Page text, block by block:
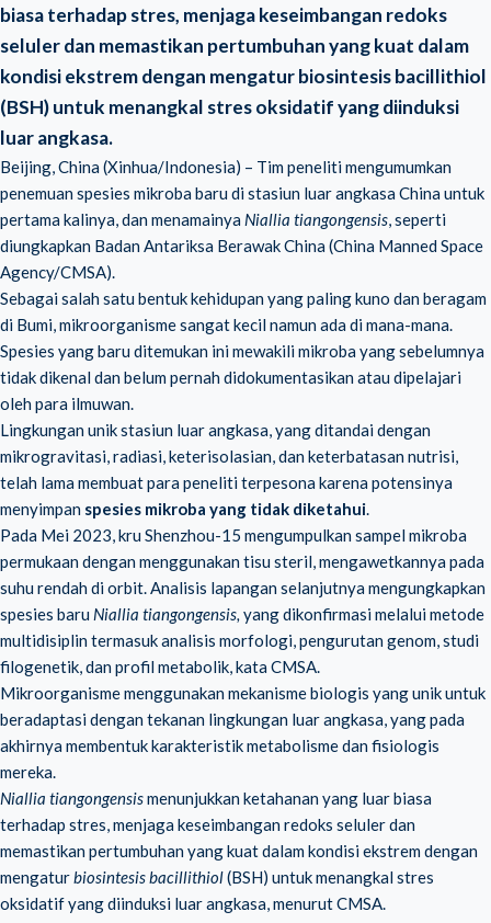
biasa terhadap stres, menjaga keseimbangan redoks
seluler dan memastikan pertumbuhan yang kuat dalam
kondisi ekstrem dengan mengatur biosintesis bacillithiol
(BSH) untuk menangkal stres oksidatif yang diinduksi
luar angkasa.
Beijing, China (Xinhua/Indonesia) – Tim peneliti mengumumkan
penemuan spesies mikroba baru di stasiun luar angkasa China untuk
pertama kalinya, dan menamainya Niallia tiangongensis, seperti
diungkapkan Badan Antariksa Berawak China (China Manned Space
Agency/CMSA).
Sebagai salah satu bentuk kehidupan yang paling kuno dan beragam
di Bumi, mikroorganisme sangat kecil namun ada di mana-mana.
Spesies yang baru ditemukan ini mewakili mikroba yang sebelumnya
tidak dikenal dan belum pernah didokumentasikan atau dipelajari
oleh para ilmuwan.
Lingkungan unik stasiun luar angkasa, yang ditandai dengan
mikrogravitasi, radiasi, keterisolasian, dan keterbatasan nutrisi,
telah lama membuat para peneliti terpesona karena potensinya
menyimpan spesies mikroba yang tidak diketahui.
Pada Mei 2023, kru Shenzhou-15 mengumpulkan sampel mikroba
permukaan dengan menggunakan tisu steril, mengawetkannya pada
suhu rendah di orbit. Analisis lapangan selanjutnya mengungkapkan
spesies baru Niallia tiangongensis, yang dikonfirmasi melalui metode
multidisiplin termasuk analisis morfologi, pengurutan genom, studi
filogenetik, dan profil metabolik, kata CMSA.
Mikroorganisme menggunakan mekanisme biologis yang unik untuk
beradaptasi dengan tekanan lingkungan luar angkasa, yang pada
akhirnya membentuk karakteristik metabolisme dan fisiologis
mereka.
Niallia tiangongensismenunjukkan ketahanan yang luar biasa
terhadap stres, menjaga keseimbangan redoks seluler dan
memastikan pertumbuhan yang kuat dalam kondisi ekstrem dengan
mengaturbiosintesis bacillithiol(BSH) untuk menangkal stres
oksidatif yang diinduksi luar angkasa, menurut CMSA.